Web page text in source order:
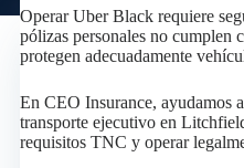
Operar Uber Black requiere
pólizas personales no cumplen
protegen adecuadamente
En CEO Insurance, ayudamos
transporte ejecutivo en
requisitos TNC y operar